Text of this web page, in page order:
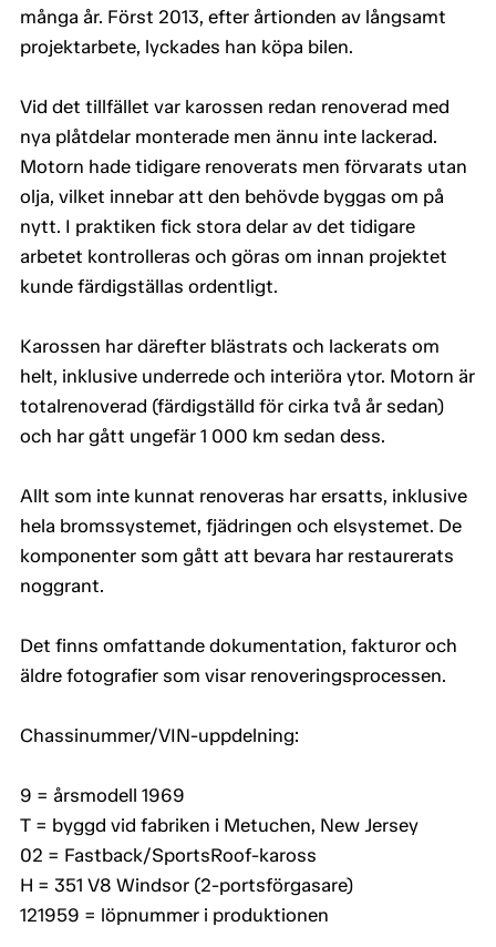
många år. Först 2013, efter årtionden av långsamt
projektarbete, lyckades han köpa bilen.
Vid det tillfället var karossen redan renoverad med
nya plåtdelar monterade men ännu inte lackerad.
Motorn hade tidigare renoverats men förvarats utan
olja, vilket innebar att den behövde byggas om på
nytt. I praktiken fick stora delar av det tidigare
arbetet kontrolleras och göras om innan projektet
kunde färdigställas ordentligt.
Karossen har därefter blästrats och lackerats om
helt, inklusive underrede och interiöra ytor. Motorn är
totalrenoverad (färdigställd för cirka två år sedan)
och har gått ungefär 1 000 km sedan dess.
Allt som inte kunnat renoveras har ersatts, inklusive
hela bromssystemet, fjädringen och elsystemet. De
komponenter som gått att bevara har restaurerats
noggrant.
Det finns omfattande dokumentation, fakturor och
äldre fotografier som visar renoveringsprocessen.
Chassinummer/VIN-uppdelning:
9 = årsmodell 1969
T = byggd vid fabriken i Metuchen, New Jersey
02 = Fastback/SportsRoof-kaross
H = 351 V8 Windsor (2-portsförgasare)
121959 = löpnummer i produktionen